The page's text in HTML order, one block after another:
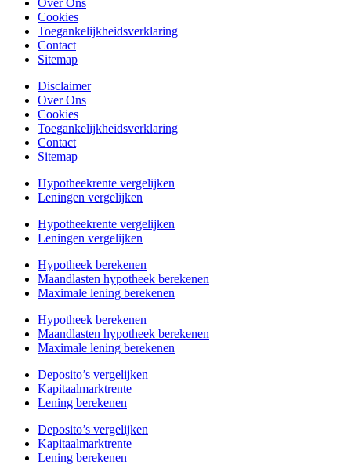
Cookies
Toegankelijkheidsverklaring
Contact
Sitemap
Disclaimer
Over Ons
Cookies
Toegankelijkheidsverklaring
Contact
Sitemap
Hypotheekrente vergelijken
Leningen vergelijken
Hypotheekrente vergelijken
Leningen vergelijken
Hypotheek berekenen
Maandlasten hypotheek berekenen
Maximale lening berekenen
Hypotheek berekenen
Maandlasten hypotheek berekenen
Maximale lening berekenen
Deposito’s vergelijken
Kapitaalmarktrente
Lening berekenen
Deposito’s vergelijken
Kapitaalmarktrente
Lening berekenen